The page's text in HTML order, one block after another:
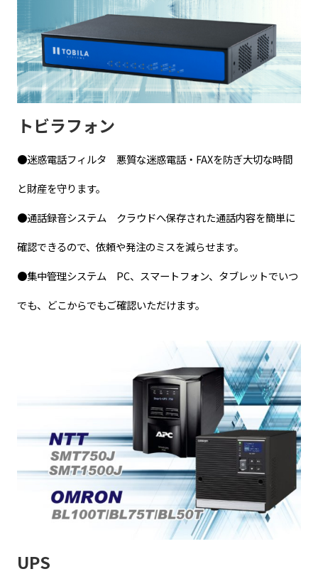
トビラフォン
●迷惑電話フィルタ 悪質な迷惑電話・FAXを防ぎ大切な時間
と財産を守ります。
●通話録音システム クラウドへ保存された通話内容を簡単に
確認できるので、依頼や発注のミスを減らせます。
●集中管理システム PC、スマートフォン、タブレットでいつ
でも、どこからでもご確認いただけます。
UPS